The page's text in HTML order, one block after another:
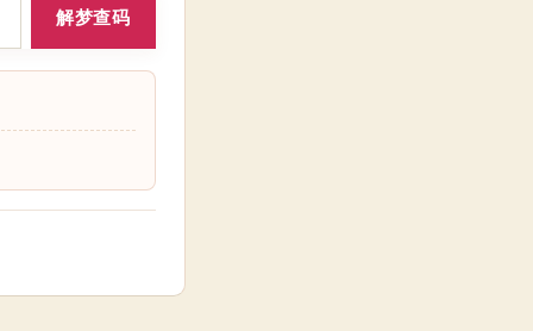
解梦查码